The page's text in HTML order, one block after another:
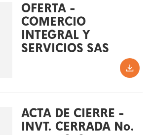
OFERTA -
COMERCIO
INTEGRAL Y
SERVICIOS SAS
ACTA DE CIERRE -
INVT. CERRADA No.